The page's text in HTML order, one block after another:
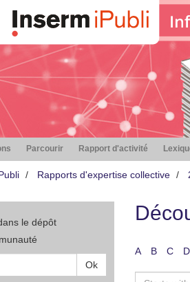
Parcourir Rapport d'activité
Rapports d'expertise collective
le dépôt
Ok
A B C D